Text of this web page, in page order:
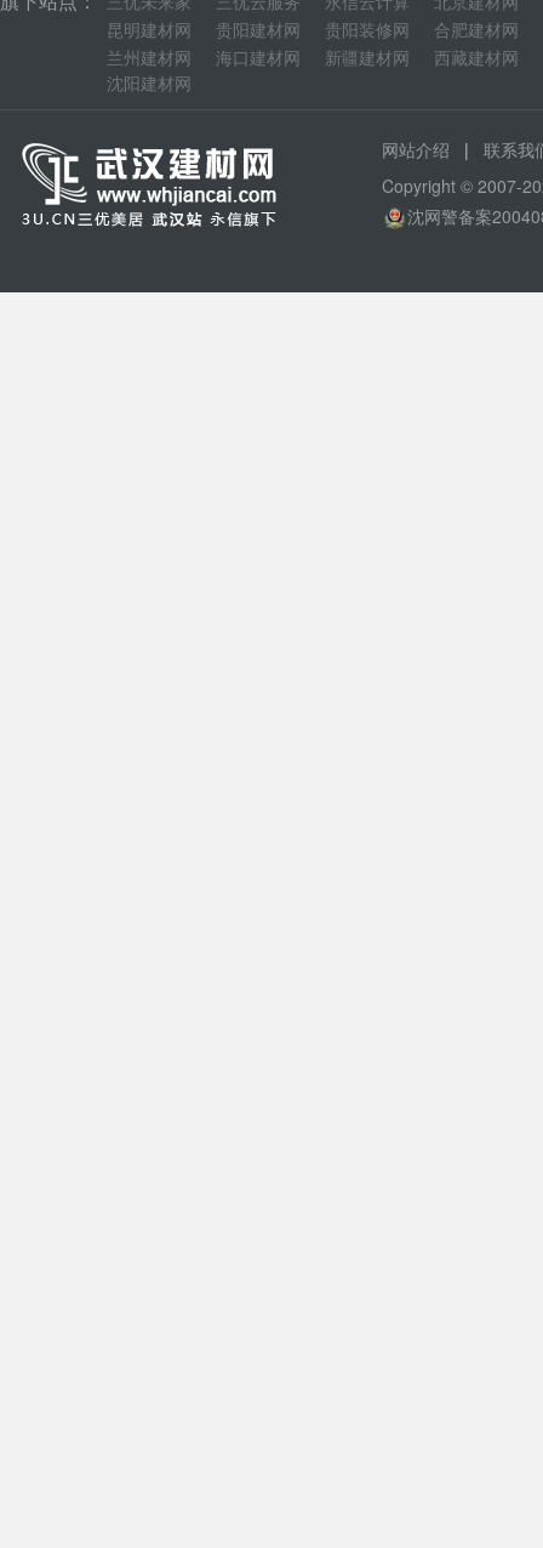
昆明建材网
贵阳建材网 贵阳装修网 合肥建材网
兰州建材网
海口建材网 新疆建材网 西藏建材网
沈阳建材网
网站介绍 | 联系我
Copyright © 2007-
沈网警备案